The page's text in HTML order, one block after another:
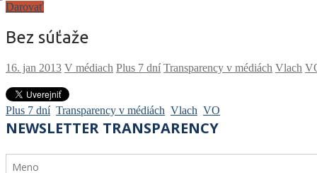
Darovať
Bez súťaže
V médiach Plus 7 dní Transparency v médiách Vlach
Plus 7 dní Transparency v médiách Vlach VO